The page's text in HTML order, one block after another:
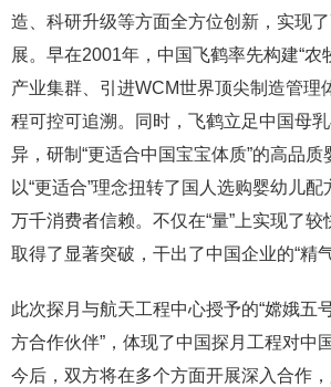
造、科研升级等方面全方位创新，实现
展。早在2001年，中国飞鹤率先构建“农
产业集群、引进WCM世界顶尖制造管理
程可控可追溯。同时，飞鹤立足中国母
异，研制“更适合中国宝宝体质”的高品质
以“更适合”理念扭转了国人选购婴幼儿
万千消费者信赖。不仅在“量”上实现了较
取得了显著突破，干出了中国企业的“精
此次探月与航天工程中心授予的“嫦娥五
方合作伙伴”，体现了中国探月工程对中
今后，双方将在多个方面开展深入合作